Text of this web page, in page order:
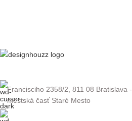
Francisciho 2358/2, 811 08 Bratislava -
mestská časť Staré Mesto